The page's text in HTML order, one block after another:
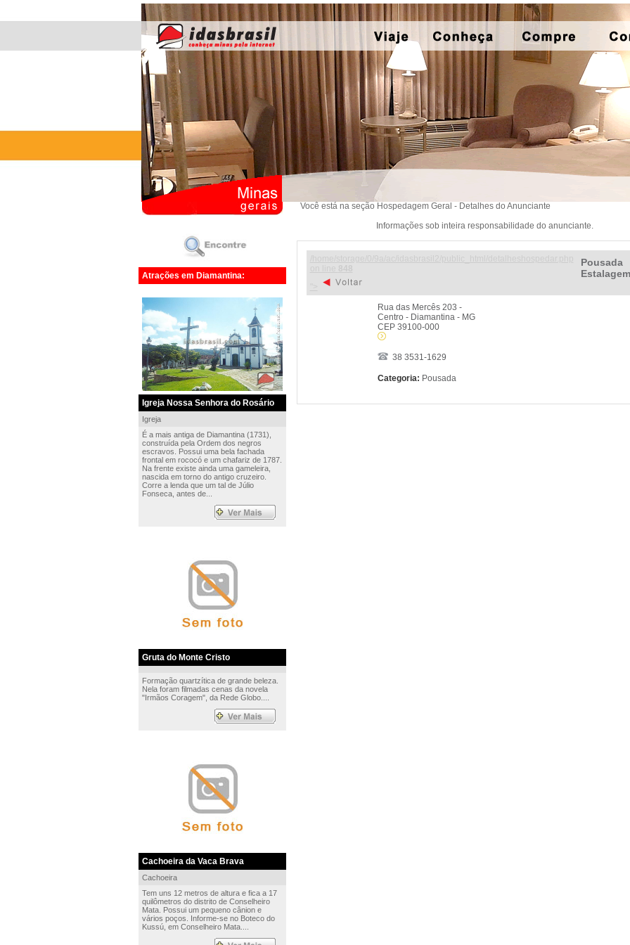
Atrações em Diamantina:
Igreja Nossa Senhora do Rosário
Igreja
É a mais antiga de Diamantina (1731),
construída pela Ordem dos negros
escravos. Possui uma bela fachada
frontal em rococó e um chafariz de 1787.
Na frente existe ainda uma gameleira,
nascida em torno do antigo cruzeiro.
Corre a lenda que um tal de Júlio
Fonseca, antes de...
Gruta do Monte Cristo
Formação quartzítica de grande beleza.
Nela foram filmadas cenas da novela
"Irmãos Coragem", da Rede Globo....
Cachoeira da Vaca Brava
Cachoeira
Tem uns 12 metros de altura e fica a 17
quilômetros do distrito de Conselheiro
Mata. Possui um pequeno cânion e
vários poços. Informe-se no Boteco do
Kussú, em Conselheiro Mata....
Você está na seção Hospedagem Geral - Detalhes do Anunciante
Informações sob inteira responsabilidade do anunciante.
Pousada
Estalagem
Rua das Mercês 203 -
Centro - Diamantina - MG
CEP 39100-000
38 3531-1629
Categoria: Pousada